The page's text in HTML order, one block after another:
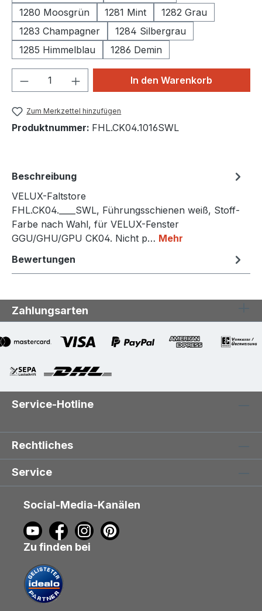
1280 Moosgrün
1281 Mint
1282 Grau
1283 Champagner
1284 Silbergrau
1285 Himmelblau
1286 Demin
Produkt Anzahl: Gib denIn den Warenkorb
Zum Merkzettel hinzufügen
Produktnummer: FHL.CK04.1016SWL
Beschreibung
VELUX-Faltstore
FHL.CK04.____SWL, Führungsschienen weiß, Stoff-
Farbe nach Wahl, für VELUX-Fenster
GGU/GHU/GPU CK04. Nicht p… Mehr
Bewertungen
Zahlungsarten
Service-Hotline
Rechtliches
Service
Social-Media-Kanälen
Zu finden bei